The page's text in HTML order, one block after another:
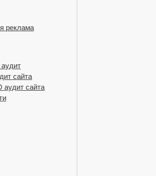
реклама
сайта
аудит сайта